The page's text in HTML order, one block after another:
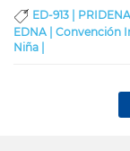
ED-913 | PRIDENA
EDNA | Convención
Niña |